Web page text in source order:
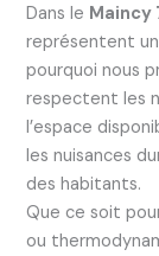
Dans le Maincy
représentent
pourquoi nous
respectent les
l’espace
les nuisances
des habitants.
Que ce soit
ou